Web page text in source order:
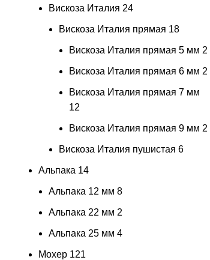
Вискоза Италия 24
Вискоза Италия прямая 18
Вискоза Италия прямая 5 мм 2
Вискоза Италия прямая 6 мм 2
Вискоза Италия прямая 7 мм
12
Вискоза Италия прямая 9 мм 2
Вискоза Италия пушистая 6
Альпака 14
Альпака 12 мм 8
Альпака 22 мм 2
Альпака 25 мм 4
Мохер 121